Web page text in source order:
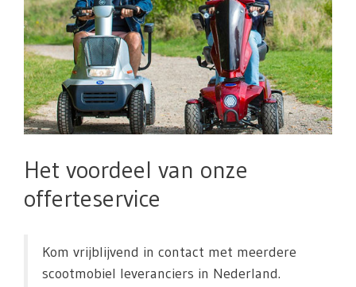
Het voordeel van onze
offerteservice
Kom vrijblijvend in contact met meerdere
scootmobiel leveranciers in Nederland.